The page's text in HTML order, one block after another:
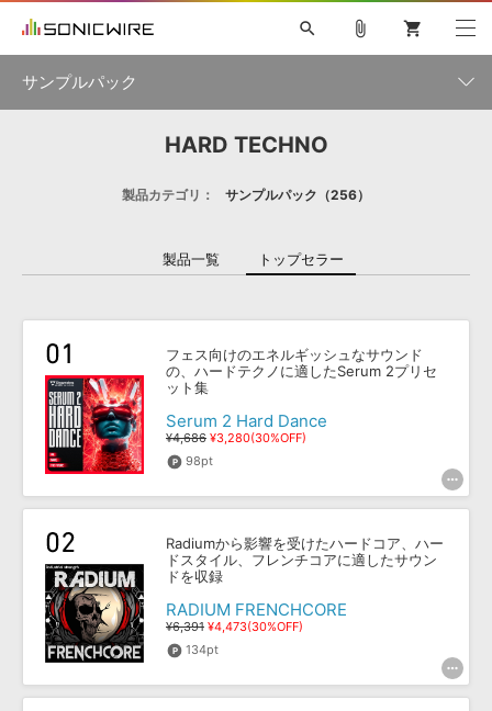
ソフトウェア／ツール »
DAW »
効果音 »
BGM »
ニュースレター »
SONICWIREブログ »
製品サポート情報 »
DTMガイド »
FAQ »
お問い合わせ »
APS セリフを音声分離
search
鏡音リン・レン V4X 巡音ルカ V4X
EZ DRUMMER 3 SERUM
ライセンスフリーBGM
EDM TRANCE MUTANT
ソフト音源
ソフトウェア／ツール
attach_file shopping_cart
サンプルパック
メーカー
フォーマット
HARD TECHNO
製品カテゴリ： サンプルパック 256
製品一覧 トップセラー
フェス向けのエネルギッシュなサウンド
の、ハードテクノに適したSerum 2プリセ
ット集
Serum 2 Hard Dance
¥4,686 ¥3,280(30%OFF)
98pt
Radiumから影響を受けたハードコア、ハー
ドスタイル、フレンチコアに適したサウン
ドを収録
RADIUM FRENCHCORE
¥6,391 ¥4,473(30%OFF)
134pt